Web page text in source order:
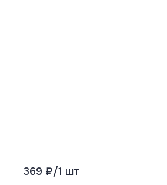
369 ₽/1 шт